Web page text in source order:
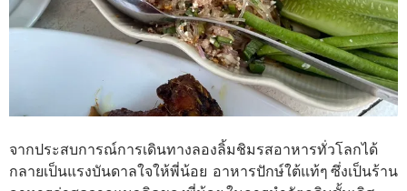
จากประสบการณ์การเดินทางลองลิ้มชิมรสอาหารทั่วโลกได้
กลายเป็นแรงบันดาลใจให้พี่น้อย อาหารปักษ์ใต้แท้ๆ ซึ่งเป็นร้าน